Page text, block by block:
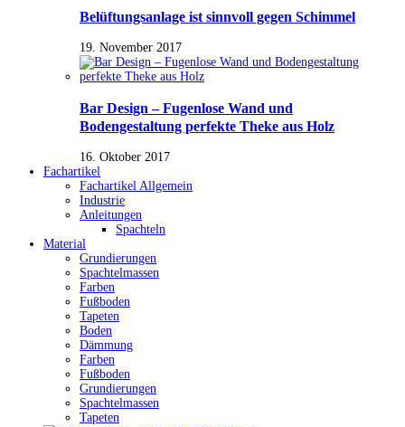
Belüftungsanlage ist sinnvoll gegen Schimmel
19. November 2017
Bar Design – Fugenlose Wand und
Bodengestaltung perfekte Theke aus Holz
16. Oktober 2017
Fachartikel
Fachartikel Allgemein
Industrie
Anleitungen
Spachteln
Material
Grundierungen
Spachtelmassen
Farben
Fußboden
Tapeten
Boden
Dämmung
Farben
Fußboden
Grundierungen
Spachtelmassen
Tapeten